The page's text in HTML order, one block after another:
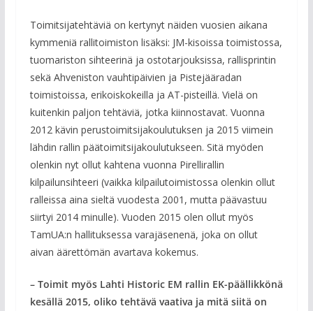
Toimitsijatehtäviä on kertynyt näiden vuosien aikana
kymmeniä rallitoimiston lisäksi: JM-kisoissa toimistossa,
tuomariston sihteerinä ja ostotarjouksissa, rallisprintin
sekä Ahveniston vauhtipäivien ja Pistejääradan
toimistoissa, erikoiskokeilla ja AT-pisteillä. Vielä on
kuitenkin paljon tehtäviä, jotka kiinnostavat. Vuonna
2012 kävin perustoimitsijakoulutuksen ja 2015 viimein
lähdin rallin päätoimitsijakoulutukseen. Sitä myöden
olenkin nyt ollut kahtena vuonna Pirellirallin
kilpailunsihteeri (vaikka kilpailutoimistossa olenkin ollut
ralleissa aina sieltä vuodesta 2001, mutta päävastuu
siirtyi 2014 minulle). Vuoden 2015 olen ollut myös
TamUA:n hallituksessa varajäsenenä, joka on ollut
aivan äärettömän avartava kokemus.
– Toimit myös Lahti Historic EM rallin EK-päällikkönä
kesällä 2015, oliko tehtävä vaativa ja mitä siitä on